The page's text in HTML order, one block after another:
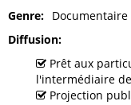
Genre
Documentaire
Diffusion
Prêt aux
l'intermédiaire
Projection